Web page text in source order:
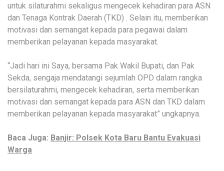
untuk silaturahmi sekaligus mengecek kehadiran para ASN
dan Tenaga Kontrak Daerah (TKD) . Selain itu, memberikan
motivasi dan semangat kepada para pegawai dalam
memberikan pelayanan kepada masyarakat.
“Jadi hari ini Saya, bersama Pak Wakil Bupati, dan Pak
Sekda, sengaja mendatangi sejumlah OPD dalam rangka
bersilaturahmi, mengecek kehadiran, serta memberikan
motivasi dan semangat kepada para ASN dan TKD dalam
memberikan pelayanan kepada masyarakat” ungkapnya.
Baca Juga: Banjir: Polsek Kota Baru Bantu Evakuasi
Warga